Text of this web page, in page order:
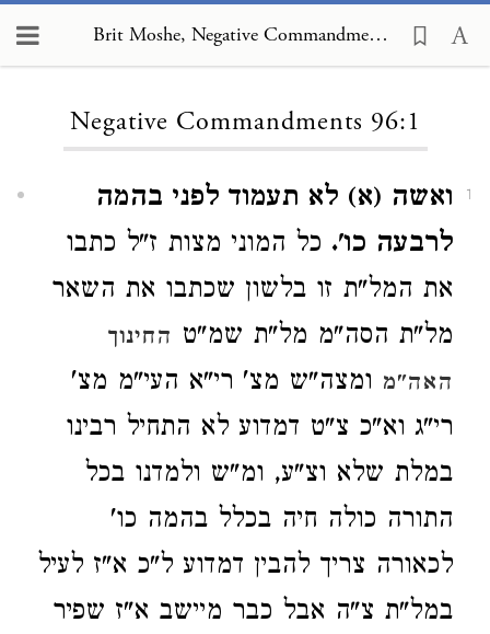
Brit Moshe, Negative Commandments 96:1
Negative Commandments 96:1
1
ואשה (א) לא תעמוד לפני בהמה
לרבעה כו'. כל המוני מצות ז"ל כתבו
את המל"ת זו בלשון שכתבו את השאר
מל"ת הסה"מ מל"ת שמ"ט החינוך
האה"מ ומצה"ש מצ' רי"א העי"מ מצ'
רי"ג וא"כ צ"ט דמדוע לא התחיל רבינו
במלת שלא וצ"ע, ומ"ש ולמדנו בכל
התורה כולה חיה בכלל בהמה כו'
לכאורה צריך להבין דמדוע ל"כ א"ז לעיל
במל"ת צ"ה אבל כבר מיישב א"ז שפיר